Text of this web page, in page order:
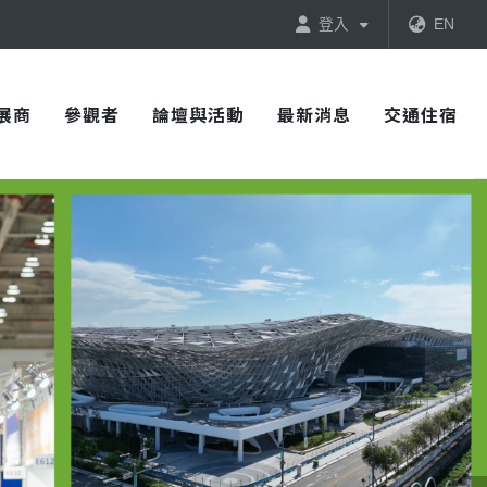
登入 EN
商 參觀者 論壇與活動 最新消息 交通住宿